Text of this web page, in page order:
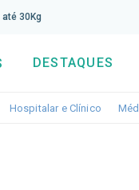
30Kg
DESTAQUES
Toggle dropdown
Hospitalar e Clínico
aqui a nossa